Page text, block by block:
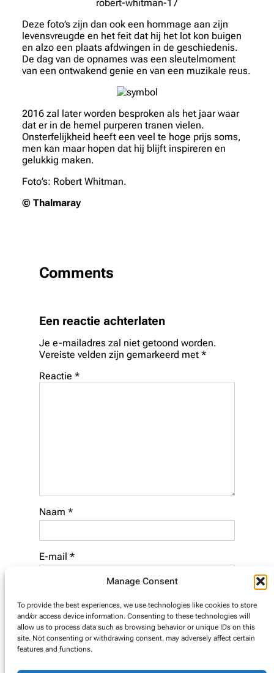
Manage Consent
To provide the best experiences, we use technologies like cookies to store
and/or access device information. Consenting to these technologies will
allow us to process data such as browsing behavior or unique IDs on this
site. Not consenting or withdrawing consent, may adversely affect certain
features and functions.
Deze foto’s zijn dan ook een hommage aan zijn
levensvreugde en het feit dat hij het lot kon buigen
en alzo een plaats afdwingen in de geschiedenis.
De dag van de opnames was een sleutelmoment
van een ontwakend genie en van een muzikale reus.
2016 zal later worden besproken als het jaar waar
dat er in de hemel purperen tranen vielen.
Onsterfelijkheid heeft een veel te hoge prijs soms,
men kan maar hopen dat hij blijft inspireren en
gelukkig maken.
Foto’s: Robert Whitman.
© Thalmaray
Comments
Een reactie achterlaten
Je e-mailadres zal niet getoond worden.
Vereiste velden zijn gemarkeerd met *
Reactie *
Naam *
E-mail *
Website